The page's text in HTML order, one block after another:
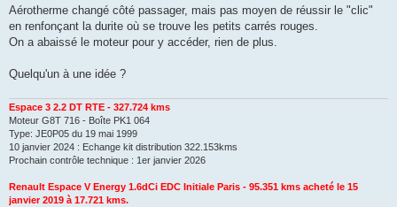
g
e
n
o
n
u
Aérotherme changé côté passager, mais pas moyen de réussir le "clic"
en renfonçant la durite où se trouve les petits carrés rouges.
On a abaissé le moteur pour y accéder, rien de plus.
Quelqu'un à une idée ?
Espace 3 2.2 DT RTE - 327.724 kms
Moteur G8T 716 - Boîte PK1 064
Type: JE0P05 du 19 mai 1999
10 janvier 2024 : Echange kit distribution 322.153kms
Prochain contrôle technique : 1er janvier 2026
Renault Espace V Energy 1.6dCi EDC Initiale Paris - 95.351 kms acheté le 15
janvier 2019 à 17.721 kms.